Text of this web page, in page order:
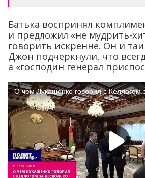
Батька воспринял
и предложил «не мудрить-
говорить искренне. Он и
Джон подчеркнули, что
а «господин генерал